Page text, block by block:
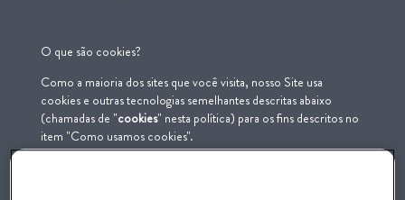
O que são cookies?
Como a maioria dos sites que você visita, nosso Site usa
cookies e outras tecnologias semelhantes descritas abaixo
(chamadas de "cookies" nesta política) para os fins descritos no
item "Como usamos cookies".